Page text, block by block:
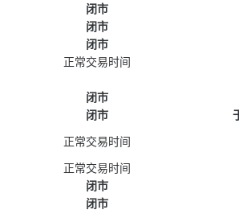
闭市
闭市
闭市
正常交易时间
闭市
闭市
正常交易时间
正常交易时间
闭市
闭市